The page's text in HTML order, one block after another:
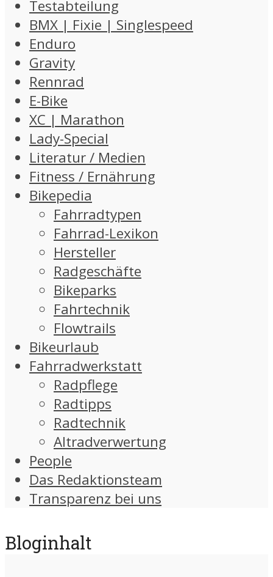
Testabteilung
BMX | Fixie | Singlespeed
Enduro
Gravity
Rennrad
E-Bike
XC | Marathon
Lady-Special
Literatur / Medien
Fitness / Ernährung
Bikepedia
Fahrradtypen
Fahrrad-Lexikon
Hersteller
Radgeschäfte
Bikeparks
Fahrtechnik
Flowtrails
Bikeurlaub
Fahrradwerkstatt
Radpflege
Radtipps
Radtechnik
Altradverwertung
People
Das Redaktionsteam
Transparenz bei uns
Bloginhalt